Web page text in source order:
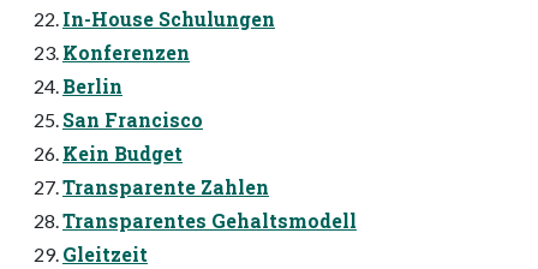
In-House Schulungen
Konferenzen
Berlin
San Francisco
Kein Budget
Transparente Zahlen
Transparentes Gehaltsmodell
Gleitzeit